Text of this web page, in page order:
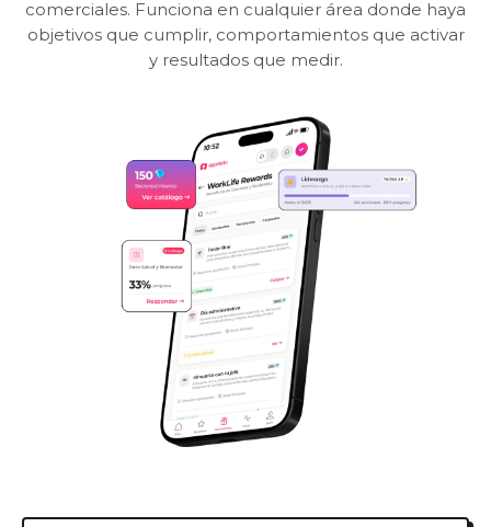
comerciales. Funciona en cualquier área donde haya
objetivos que cumplir, comportamientos que activar
y resultados que medir.